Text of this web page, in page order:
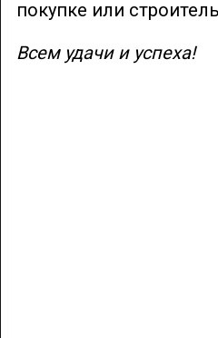
покупке или
Всем удачи и успеха!